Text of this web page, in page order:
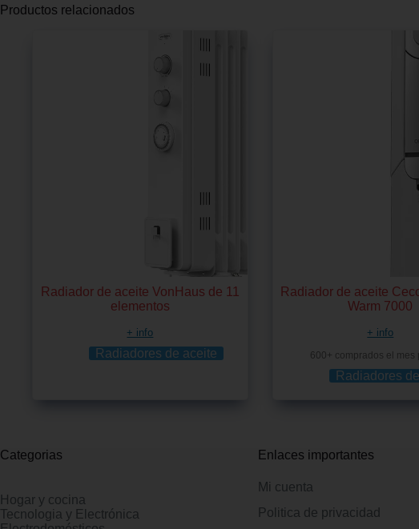
Productos relacionados
Radiador de aceite VonHaus de 11
elementos
+ info
Radiadores de aceite
Radiador de aceite
Warm 7000
+ info
600+ comprados el mes
Radiadores
Categorias
Hogar y cocina
Tecnologia y Electrónica
Enlaces importantes
Mi cuenta
Politica de privacidad